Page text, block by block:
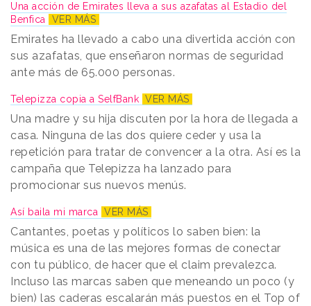
Una acción de Emirates lleva a sus azafatas al Estadio del
Benfica
VER MÁS
Emirates ha llevado a cabo una divertida acción con
sus azafatas, que enseñaron normas de seguridad
ante más de 65.000 personas.
Telepizza copia a SelfBank VER MÁS
Una madre y su hija discuten por la hora de llegada a
casa. Ninguna de las dos quiere ceder y usa la
repetición para tratar de convencer a la otra. Así es la
campaña que Telepizza ha lanzado para
promocionar sus nuevos menús.
Así baila mi marca VER MÁS
Cantantes, poetas y políticos lo saben bien: la
música es una de las mejores formas de conectar
con tu público, de hacer que el claim prevalezca.
Incluso las marcas saben que meneando un poco (y
bien) las caderas escalarán más puestos en el Top of